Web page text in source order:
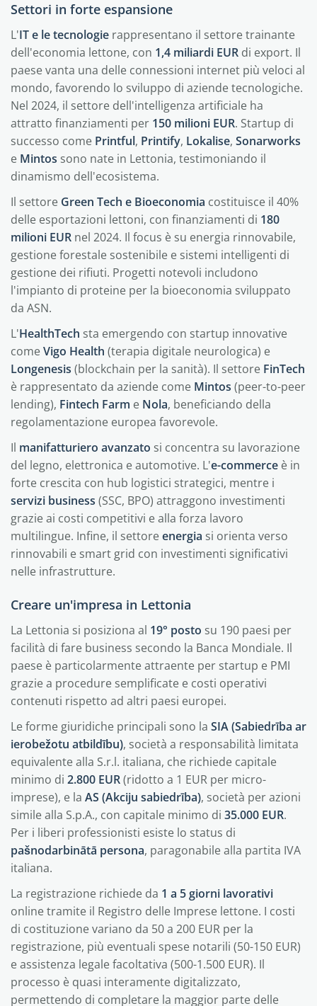
Settori in forte espansione
L'IT e le tecnologie rappresentano il settore trainante
dell'economia lettone, con 1,4 miliardi EUR di export. Il
paese vanta una delle connessioni internet più veloci al
mondo, favorendo lo sviluppo di aziende tecnologiche.
Nel 2024, il settore dell'intelligenza artificiale ha
attratto finanziamenti per 150 milioni EUR. Startup di
successo come Printful, Printify, Lokalise, Sonarworks
e Mintos sono nate in Lettonia, testimoniando il
dinamismo dell'ecosistema.
Il settore Green Tech e Bioeconomia costituisce il 40%
delle esportazioni lettoni, con finanziamenti di 180
milioni EUR nel 2024. Il focus è su energia rinnovabile,
gestione forestale sostenibile e sistemi intelligenti di
gestione dei rifiuti. Progetti notevoli includono
l'impianto di proteine per la bioeconomia sviluppato
da ASN.
L'HealthTech sta emergendo con startup innovative
comeVigo Health (terapia digitale neurologica) e
Longenesis (blockchain per la sanità). Il settore FinTech
è rappresentato da aziende come Mintos (peer-to-peer
lending), Fintech Farm e Nola, beneficiando della
regolamentazione europea favorevole.
Il manifatturiero avanzato si concentra su lavorazione
del legno, elettronica e automotive. L'e-commerce è in
forte crescita con hub logistici strategici, mentre i
servizi business (SSC, BPO) attraggono investimenti
grazie ai costi competitivi e alla forza lavoro
multilingue. Infine, il settoreenergia si orienta verso
rinnovabili e smart grid con investimenti significativi
nelle infrastrutture.
Creare un'impresa in Lettonia
La Lettonia si posiziona al 19° posto su 190 paesi per
facilità di fare business secondo la Banca Mondiale. Il
paese è particolarmente attraente per startup e PMI
grazie a procedure semplificate e costi operativi
contenuti rispetto ad altri paesi europei.
Le forme giuridiche principali sono la SIA (Sabiedrība ar
ierobežotu atbildību), società a responsabilità limitata
equivalente alla S.r.l. italiana, che richiede capitale
minimo di 2.800 EUR(ridotto a 1 EUR per micro-
imprese), e la AS (Akciju sabiedrība), società per azioni
simile alla S.p.A., con capitale minimo di 35.000 EUR.
Per i liberi professionisti esiste lo status di
pašnodarbinātā persona, paragonabile alla partita IVA
italiana.
La registrazione richiede da 1 a 5 giorni lavorativi
online tramite il Registro delle Imprese lettone. I costi
di costituzione variano da 50 a 200 EUR per la
registrazione, più eventuali spese notarili (50-150 EUR)
e assistenza legale facoltativa (500-1.500 EUR). Il
processo è quasi interamente digitalizzato,
permettendo di completare la maggior parte delle